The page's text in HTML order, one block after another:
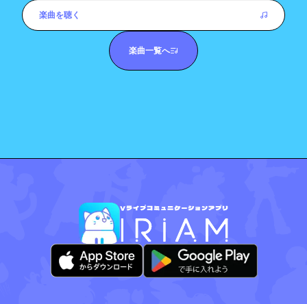
楽曲を聴く
楽曲一覧へ